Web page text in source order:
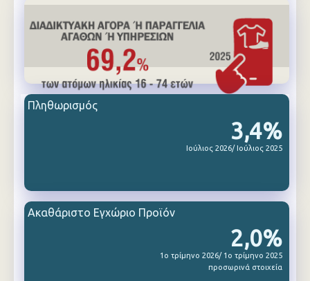
3,4%
Ιούλιος 2026/ Ιούλιος 2025
Πληθωρισμός
2,0%
1ο τρίμηνο 2026/ 1ο τρίμηνο 2025
προσωρινά στοιχεία
Ακαθάριστο Εγχώριο Προϊόν